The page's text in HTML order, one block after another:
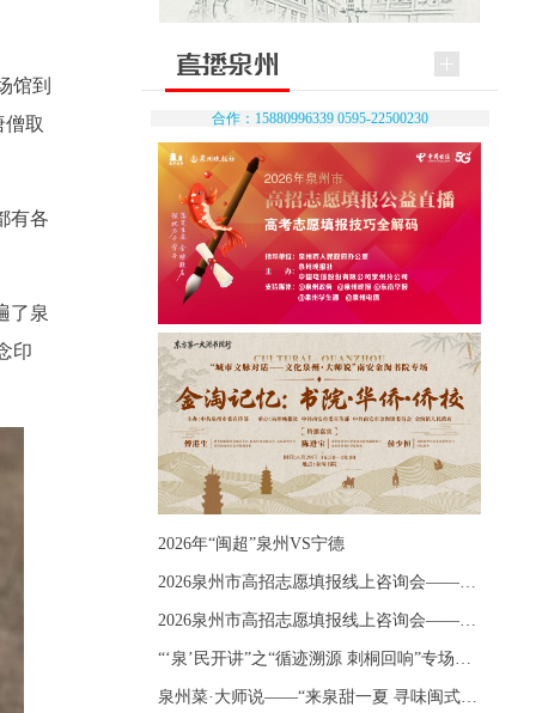
馆到
取
有各
了泉
印
合作：15880996339 0595-22500230
2026年“闽超”泉州VS宁德